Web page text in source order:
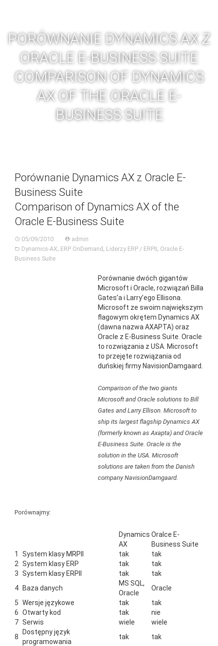
PORÓWNANIE DYNAMICS AX Z
ORACLE E-BUSINESS SUITE
COMPARISON OF DYNAMICS
AX OF THE ORACLE E-
BUSINESS SUITE
Porównanie Dynamics AX z Oracle E-
Business Suite
Comparison of Dynamics AX of the
Oracle E-Business Suite
05/09/2010
admin
Dynamics-AX, ERP OnDemand , Liderzy ERP / ERPII, Oracle E-
Business Suite
Porównanie dwóch gigantów
Microsoft i Oracle, rozwiązań Billa
Gates’a i Larry’ego Ellisona.
Microsoft ze swoim największym
flagowym okrętem Dynamics AX
(dawna nazwa AXAPTA) oraz
Oracle z E-Business Suite. Oracle
to rozwiązania z USA. Microsoft
to przejęte rozwiązania od
duńskiej firmy NavisionDamgaard.
Comparison of the two giants
Microsoft and Oracle solutions to Bill
Gates and Larry Ellison. Microsoft to
ship its largest flagship Dynamics AX
(formerly known as Axapta) and Oracle
E-Business Suite. Oracle is the
solution in the USA. Microsoft
solutions are taken from the Danish
company NavisionDamgaard.
Porównajmy:
Dynamics
AX
Oralce E-
Business Suite
1
System klasy MRPII tak
tak
2 System klasy ERP tak
tak
3 System klasy ERPII tak
tak
4
Baza danych
MS SQL,
Oracle
Oracle
5 Wersje językowe tak
tak
6 Otwarty kod tak
nie
7 Serwis wiele
wiele
8
Dostępny język
programowania
tak tak